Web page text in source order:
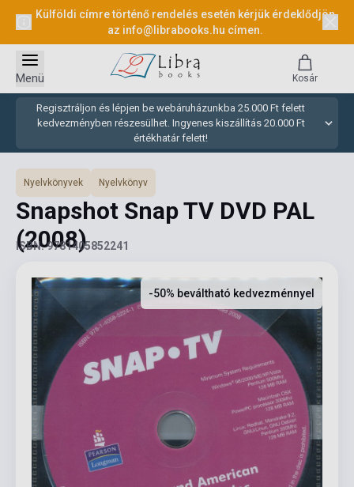
Külföldi címre történő rendelés esetén kérjük érdeklődjön
az info@librabooks.hu címen.
Regisztráljon és lépjen be webáruházunkba 25.000 Ft felett
kedvezményben részesülhet. Ingyenes kiszállítás 20.000 Ft
értékhatár felett!
Menü Kosár
Nyelvkönyvek Nyelvkönyv
Snapshot Snap TV DVD PAL
(2008)
ISBN: 9781405852241
-50% beváltható kedvezménnyel